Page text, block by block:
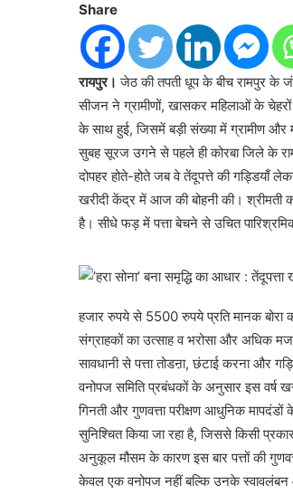
Share
रायपुर। जेठ की तपती धूप के बीच रामपुर के
सीजन ने ग्रामीणों, खासकर महिलाओं के चेहरों
के साथ हुई, जिसमें बड़ी संख्या में ग्रामीण और
सुबह सूरज उगने से पहले ही कोरबा जिले के
दोपहर होते-होते जब वे तेंदूपत्ते की गड्डियाँ
खरीदी केंद्र में आज की बोहनी की। श्रीमती
है। सीधे फड़ में पत्ता बेचने से उचित
हजार रुपये से 5500 रुपये प्रति मानक बोरा
संग्राहकों का उत्साह व भरोसा और अधिक
सावधानी से पत्ता तोडऩा, छंटाई करना और
वनोपज समिति प्रबंधकों के अनुसार इस वर्ष
गिनती और गुणवत्ता परीक्षण आधुनिक
सुनिश्चित किया जा रहा है, जिससे किसी
अनुकूल मौसम के कारण इस बार पत्तों की
केवल एक वनोपज नहीं बल्कि उनके स्वावलंबन